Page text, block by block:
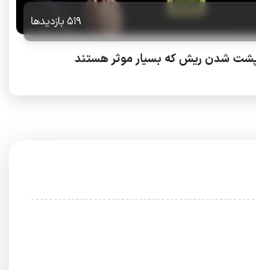
519 بازدیدها